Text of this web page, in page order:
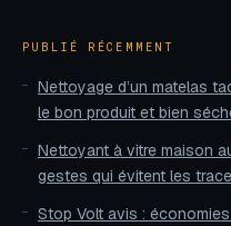
PUBLIÉ RÉCEMMENT
Nettoyage d’un matelas
le bon produit et bien
Nettoyant à vitre maison
gestes qui évitent les
Stop Volt avis :